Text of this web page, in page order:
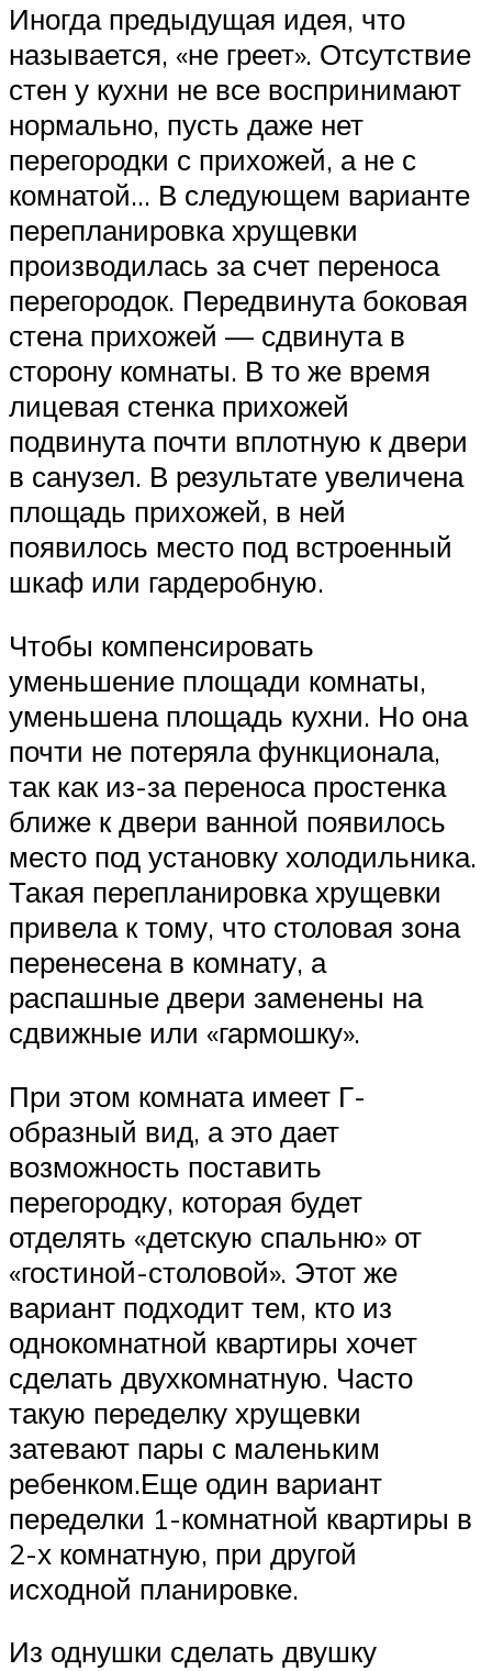
Иногда предыдущая идея, что
называется, «не греет». Отсутствие
стен у кухни не все воспринимают
нормально, пусть даже нет
перегородки с прихожей, а не с
комнатой… В следующем варианте
перепланировка хрущевки
производилась за счет переноса
перегородок. Передвинута боковая
стена прихожей — сдвинута в
сторону комнаты. В то же время
лицевая стенка прихожей
подвинута почти вплотную к двери
в санузел. В результате увеличена
площадь прихожей, в ней
появилось место под встроенный
шкаф или гардеробную.
Чтобы компенсировать
уменьшение площади комнаты,
уменьшена площадь кухни. Но она
почти не потеряла функционала,
так как из-за переноса простенка
ближе к двери ванной появилось
место под установку холодильника.
Такая перепланировка хрущевки
привела к тому, что столовая зона
перенесена в комнату, а
распашные двери заменены на
сдвижные или «гармошку».
При этом комната имеет Г-
образный вид, а это дает
возможность поставить
перегородку, которая будет
отделять «детскую спальню» от
«гостиной-столовой». Этот же
вариант подходит тем, кто из
однокомнатной квартиры хочет
сделать двухкомнатную. Часто
такую переделку хрущевки
затевают пары с маленьким
ребенком.Еще один вариант
переделки 1-комнатной квартиры в
2-х комнатную, при другой
исходной планировке.
Из однушки сделать двушку